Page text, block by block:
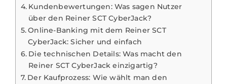
Kundenbewertungen: Was sagen Nutzer
über den Reiner SCT CyberJack?
Online-Banking mit dem Reiner SCT
CyberJack: Sicher und einfach
Die technischen Details: Was macht den
Reiner SCT CyberJack einzigartig?
Der Kaufprozess: Wie wählt man den